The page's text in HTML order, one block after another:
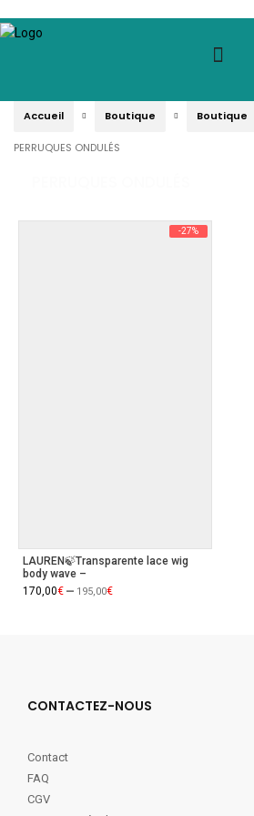
Accueil Boutique Boutique
PERRUQUES ONDULÉS
-27%
LAUREN🍃Transparente lace wig
body wave –
170,00€ – 195,00€
CONTACTEZ-NOUS
Contact
FAQ
CGV